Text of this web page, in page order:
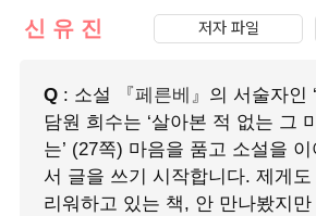
신 유 진 저자 파일
Q : 소설 『페른베』 의 서술자인
담원 희수는 ‘살아본 적 없는 그
는’ (27쪽) 마음을 품고 소설을
서 글을 쓰기 시작합니다. 제게
리워하고 있는 책, 안 만나봤지